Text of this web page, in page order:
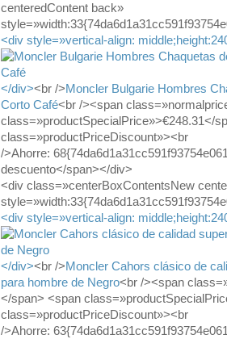
centeredContent back»
<div style=»vertical-align:
</div><br />Moncler Bulgarie Hombres
Corto Café<br /><span
class=»productSpecialPrice»>€248.31</
class=»productPriceDiscount»><br
/>Ahorre:
descuento</span></div>
<div class=»centerBoxContentsNew
<div style=»vertical-align:
</div><br />Moncler Cahors clásico de
para hombre de Negro<br /><span
</span> <span
class=»productPriceDiscount»><br
/>Ahorre: